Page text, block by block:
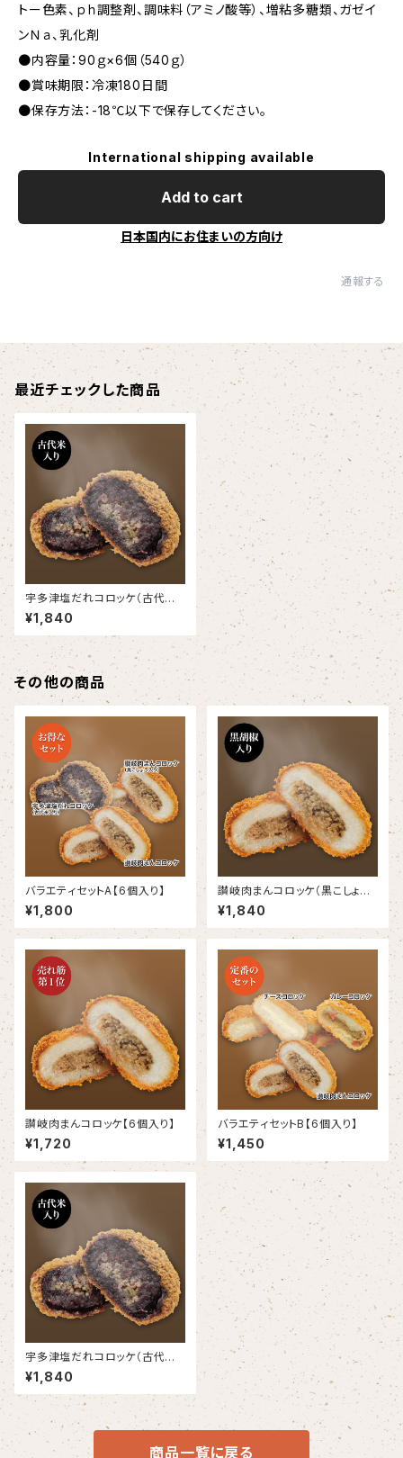
トー色素、ｐｈ調整剤、調味料（アミノ酸等）、増粘多糖類、ガゼイ
ンＮａ、乳化剤
●内容量：90ｇ×6個（540ｇ）
●賞味期限：冷凍180日間
●保存方法：-18℃以下で保存してください。
International shipping available
Add to cart
日本国内にお住まいの方向け
通報する
最近チェックした商品
宇多津塩だれコロッケ（古代米
入り）【6個入り】
¥1,840
その他の商品
バラエティセットA【6個入り】
¥1,800
讃岐肉まんコロッケ（黒こしょう
入り）【6個入り】
¥1,840
讃岐肉まんコロッケ【6個入り】
¥1,720
バラエティセットB【6個入り】
¥1,450
宇多津塩だれコロッケ（古代米
入り）【6個入り】
¥1,840
商品一覧に戻る